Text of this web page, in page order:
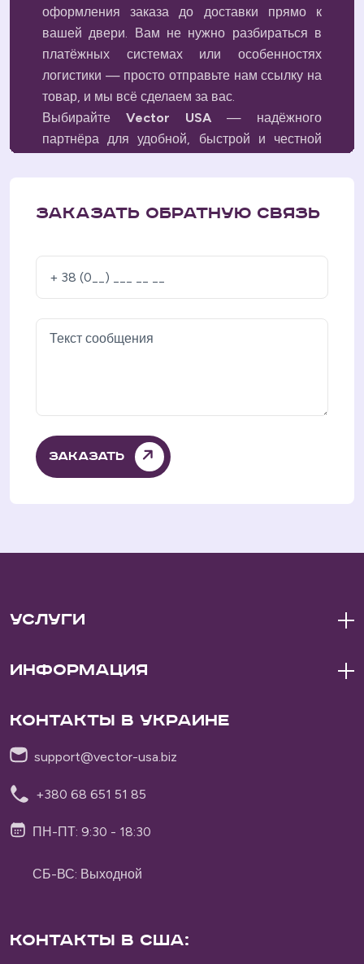
оформления заказа до доставки прямо к
вашей двери. Вам не нужно разбираться в
платёжных системах или особенностях
логистики — просто отправьте нам ссылку на
товар, и мы всё сделаем за вас.
Выбирайте Vector USA — надёжного
партнёра для удобной, быстрой и честной
Заказать обратную связь
Заказать
Услуги
Информация
Контакты в Украине
support@vector-usa.biz
+380 68 651 51 85
ПН-ПТ: 9:30 - 18:30
СБ-ВС: Выходной
Vector Delivery
Контакты в США: